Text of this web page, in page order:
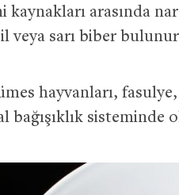
kaynakları arasında
veya sarı biber
hayvanları,
bağışıklık sisteminde